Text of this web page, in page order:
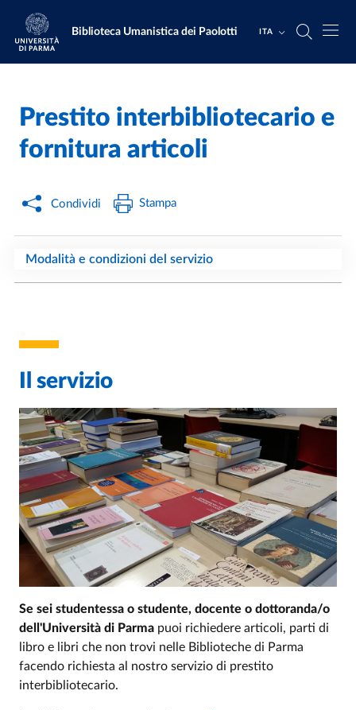
Salta al contenuto principale
Skip to footer
Biblioteca Umanistica dei Paolotti ITA
Home /
Prestito interbibliotecario e
fornitura articoli
Condividi Stampa
Modalità e condizioni del servizio
Il servizio
Se sei studentessa o studente, docente o dottoranda/o
dell'Università di Parma puoi richiedere articoli, parti di
libro e libri che non trovi nelle Biblioteche di Parma
facendo richiesta al nostro servizio di prestito
interbibliotecario.